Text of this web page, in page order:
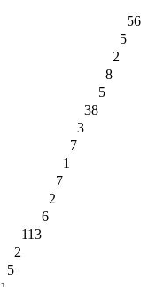
56
5
2
8
5
38
3
7
1
7
2
6
113
2
5